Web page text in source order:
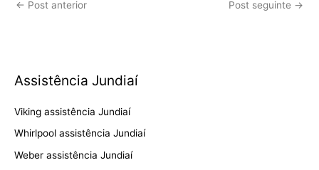
← Post anterior Post seguinte →
Assistência Jundiaí
Viking assistência Jundiaí
Whirlpool assistência Jundiaí
Weber assistência Jundiaí